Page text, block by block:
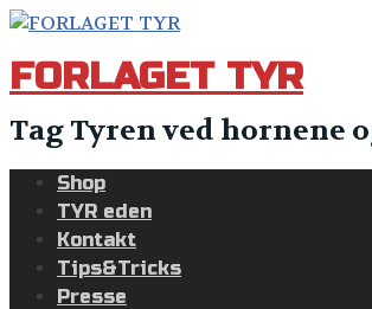
Skip
content
FORLAGET TYR
Tag Tyren ved hornene
Shop
TYR eden
Kontakt
Tips&Tricks
Presse